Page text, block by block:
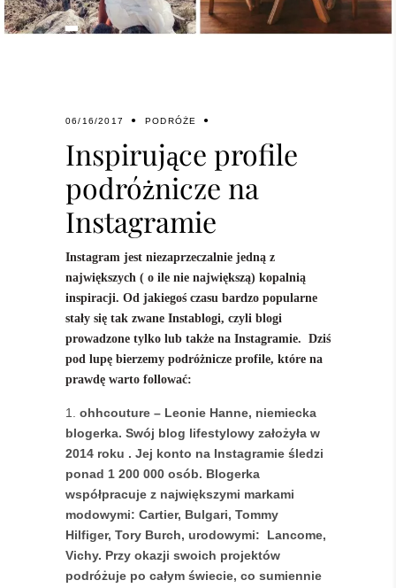
06/16/2017 PODRÓŻE
Inspirujące profile
podróżnicze na
Instagramie
Instagram jest niezaprzeczalnie jedną z
największych ( o ile nie największą) kopalnią
inspiracji. Od jakiegoś czasu bardzo popularne
stały się tak zwane Instablogi, czyli blogi
prowadzone tylko lub także na Instagramie. Dziś
pod lupę bierzemy podróżnicze profile, które na
prawdę warto follować:
ohhcouture – Leonie Hanne, niemiecka
blogerka. Swój blog lifestylowy założyła w
2014 roku . Jej konto na Instagramie śledzi
ponad 1 200 000 osób. Blogerka
współpracuje z największymi markami
modowymi: Cartier, Bulgari, Tommy
Hilfiger, Tory Burch, urodowymi: Lancome,
Vichy. Przy okazji swoich projektów
podróżuje po całym świecie, co sumiennie